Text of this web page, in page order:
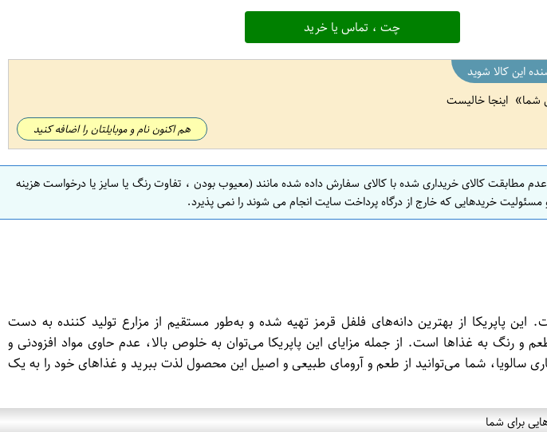
چت ، تماس یا خرید
این کالا شوید
شما اینجا خالیست
هم اکنون نام و موبایلتان را اضافه کنید
مطابقت کالای خریداری شده با کالای سفارش داده شده مانند (معیوب بودن ، تفاوت رنگ یا سایز یا درخواست هزینه
خریدهایی که خارج از درگاه پرداخت سایت انجام می شوند را نمی پذیرد.
پاپریکا از بهترین دانه‌های فلفل قرمز تهیه شده و به‌طور مستقیم از مزارع تولید کننده به دست
رنگ به غذاها است. از جمله مزایای این پاپریکا می‌توان به خلوص بالا، عدم حاوی مواد افزودنی و
سالویا، شما می‌توانید از طعم و آرومای طبیعی و اصیل این محصول لذت ببرید و غذاهای خود را به یک
برای شما